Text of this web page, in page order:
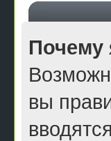
Почему
вы